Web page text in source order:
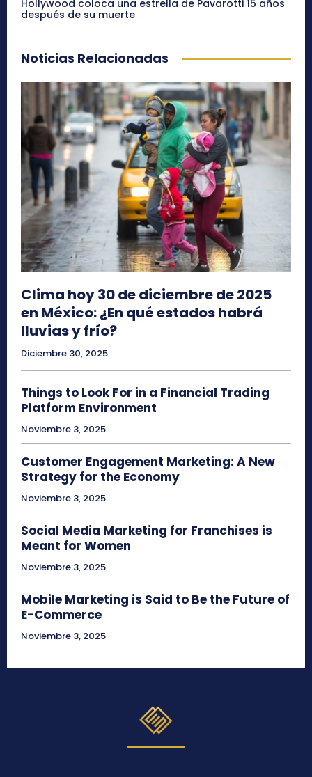
Hollywood coloca una estrella de Pavarotti 15 años
después de su muerte
Noticias Relacionadas
Clima hoy 30 de diciembre de 2025
en México: ¿En qué estados habrá
lluvias y frío?
Diciembre 30, 2025
Things to Look For in a Financial Trading
Platform Environment
Noviembre 3, 2025
Customer Engagement Marketing: A New
Strategy for the Economy
Noviembre 3, 2025
Social Media Marketing for Franchises is
Meant for Women
Noviembre 3, 2025
Mobile Marketing is Said to Be the Future of
E-Commerce
Noviembre 3, 2025